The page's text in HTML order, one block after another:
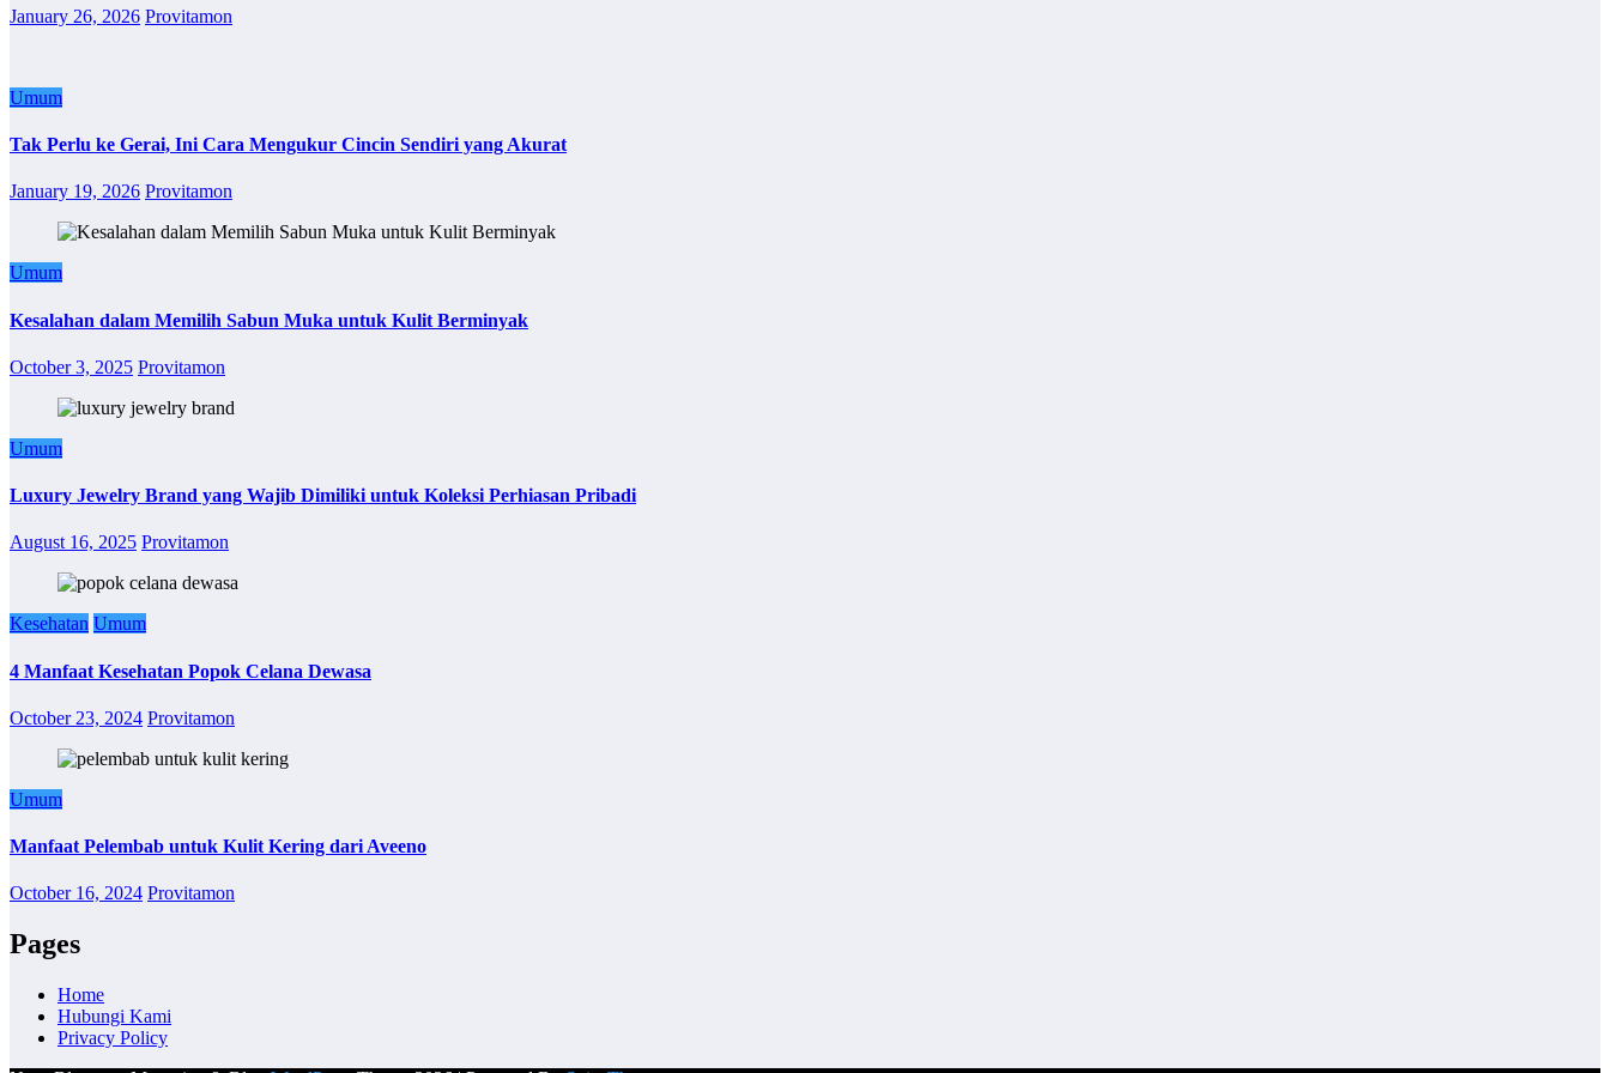
January 26, 2026 Provitamon
Umum
Tak Perlu ke Gerai, Ini Cara Mengukur Cincin Sendiri yang Akurat
January 19, 2026 Provitamon
Umum
Kesalahan dalam Memilih Sabun Muka untuk Kulit Berminyak
October 3, 2025 Provitamon
Umum
Luxury Jewelry Brand yang Wajib Dimiliki untuk Koleksi Perhiasan Pribadi
August 16, 2025 Provitamon
Kesehatan Umum
4 Manfaat Kesehatan Popok Celana Dewasa
October 23, 2024 Provitamon
Umum
Manfaat Pelembab untuk Kulit Kering dari Aveeno
October 16, 2024 Provitamon
Pages
Home
Hubungi Kami
Privacy Policy